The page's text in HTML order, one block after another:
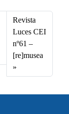
Revista
Luces CEI
nº61 –
[re]musea